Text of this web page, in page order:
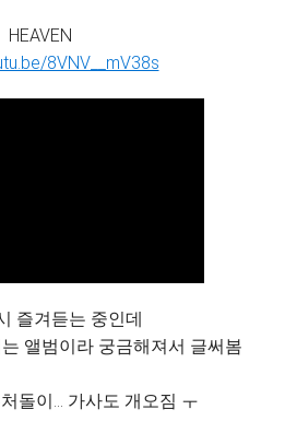
HEAVEN
8VNV__mV38s
즐겨듣는 중인데
앨범이라 궁금해져서 글써봄
처돌이... 가사도 개오짐 ㅜ